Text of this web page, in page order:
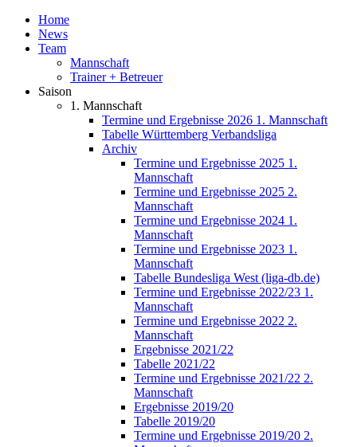
Home
News
Team
Mannschaft
Trainer + Betreuer
Saison
1. Mannschaft
Termine und Ergebnisse 2026 1. Mannschaft
Tabelle Württemberg Verbandsliga
Archiv
Termine und Ergebnisse 2025 1.
Mannschaft
Termine und Ergebnisse 2025 2.
Mannschaft
Termine und Ergebnisse 2024 1.
Mannschaft
Termine und Ergebnisse 2023 1.
Mannschaft
Tabelle Bundesliga West (liga-db.de)
Termine und Ergebnisse 2022/23 1.
Mannschaft
Termine und Ergebnisse 2022 2.
Mannschaft
Ergebnisse 2021/22
Tabelle 2021/22
Termine und Ergebnisse 2021/22 2.
Mannschaft
Ergebnisse 2019/20
Tabelle 2019/20
Termine und Ergebnisse 2019/20 2.